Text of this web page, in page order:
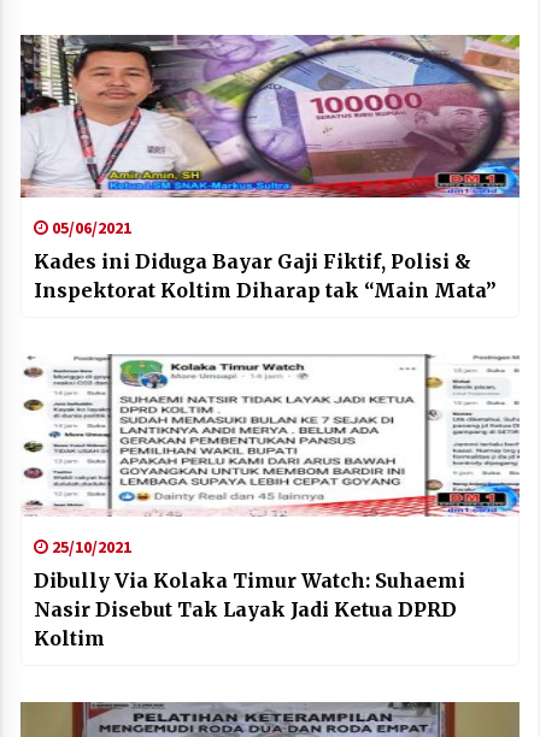
05/06/2021
Kades ini Diduga Bayar Gaji Fiktif, Polisi &
Inspektorat Koltim Diharap tak “Main Mata”
25/10/2021
Dibully Via Kolaka Timur Watch: Suhaemi
Nasir Disebut Tak Layak Jadi Ketua DPRD
Koltim